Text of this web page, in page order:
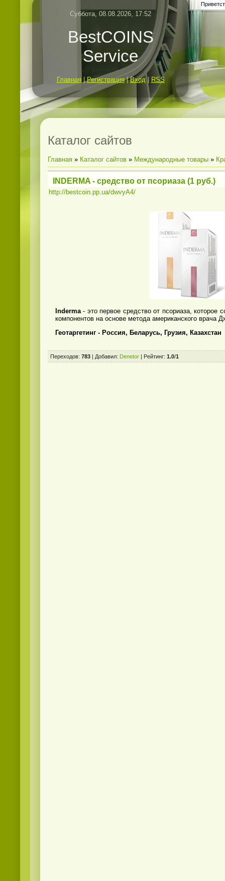
Суббота, 08.08.2026, 17:52
BestCOINS
Service
Главная |Регистрация|Вход| RSS
Каталог сайтов
Главная » Каталог сайтов » Международные товары »
INDERMA - средство от псориаза (1 руб.)
http://bestcoin.pp.ua/dwvyA4/
Inderma- это первое средство от псориаза, которое
компонентов на основе метода американского врача
Геотаргетинг - Россия, Беларусь, Грузия, Казахстан
Переходов: 783 Добавил: Denetor Рейтинг: 1.0/1